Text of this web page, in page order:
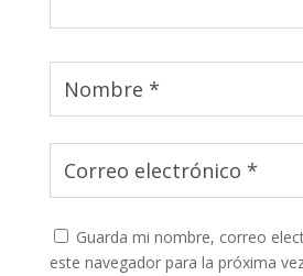
Guarda mi nombre, correo
este navegador para la próxima